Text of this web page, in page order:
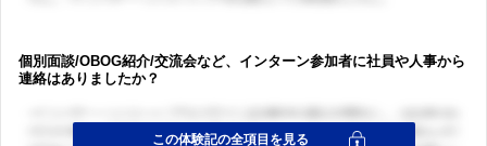
個別面談/OBOG紹介/交流会など、インターン参加者に社員や人事から
連絡はありましたか？